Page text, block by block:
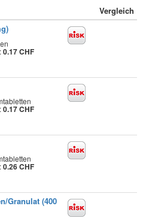
Vergleich
0.17 CHF
0.17 CHF
0.26 CHF
Granulat (400